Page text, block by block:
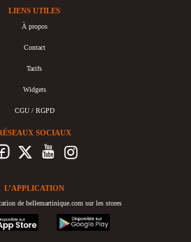
LIENS UTILES
À propos
Contact
Tarifs
Widgets
CGU / RGPD
SOCIAUX
L’APPLICATION
de bellemartinique.com sur les stores
googleplay